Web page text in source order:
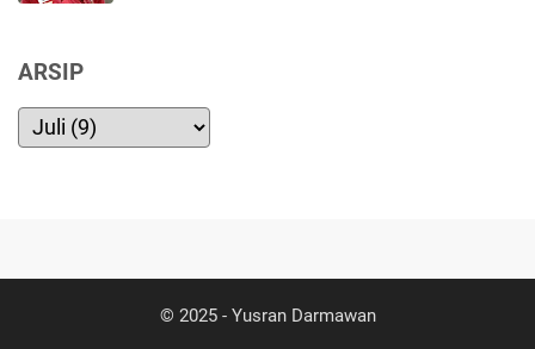
ARSIP
© 2025 - Yusran Darmawan